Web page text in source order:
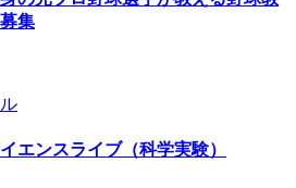
集
エンスライブ（科学実験）